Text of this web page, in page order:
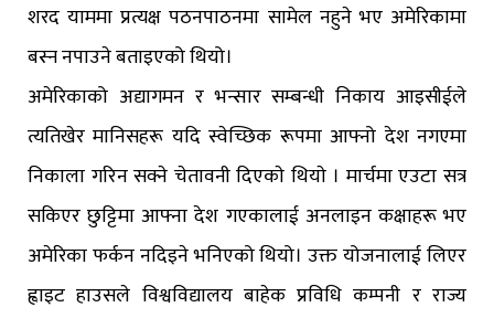
शरद याममा प्रत्यक्ष पठनपाठनमा सामेल नहुने भए अमेरिकामा
बस्न नपाउने बताइएको थियो।
अमेरिकाको अद्यागमन र भन्सार सम्बन्धी निकाय आइसीईले
त्यतिखेर मानिसहरू यदि स्वेच्छिक रूपमा आफ्नो देश नगएमा
निकाला गरिन सक्ने चेतावनी दिएकाे थियाे । मार्चमा एउटा सत्र
सकिएर छुट्टिमा आफ्ना देश गएकालाई अनलाइन कक्षाहरू भए
अमेरिका फर्कन नदिइने भनिएको थियो। उक्त योजनालाई लिएर
ह्वाइट हाउसले विश्वविद्यालय बाहेक प्रविधि कम्पनी र राज्य